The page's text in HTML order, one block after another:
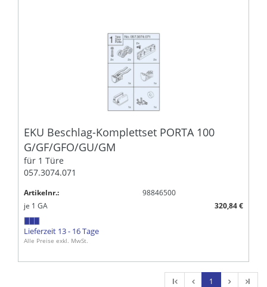
EKU Beschlag-Komplettset PORTA 100
G/GF/GFO/GU/GM
für 1 Türe
057.3074.071
Artikelnr.:
98846500
je 1 GA 320,84 €
Lieferzeit 13 - 16 Tage
Alle Preise exkl. MwSt.
l 1 l